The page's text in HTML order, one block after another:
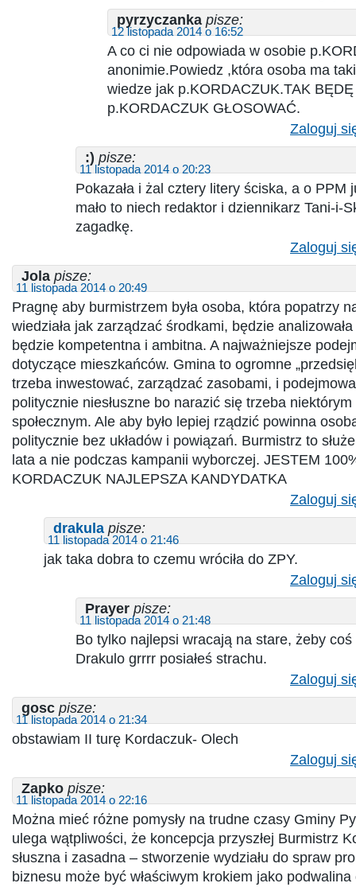
pyrzyczanka pisze:
12 listopada 2014 o 16:52
A co ci nie odpowiada w osobie
anonimie.Powiedz ,która osoba ma
wiedze jak p.KORDACZUK.TAK BĘDĘ
p.KORDACZUK GŁOSOWAĆ.
Zaloguj
:) pisze:
11 listopada 2014 o 20:23
Pokazała i żal cztery litery ściska, a o PPM
mało to niech redaktor i dziennikarz Tani-i-
zagadkę.
Zaloguj
Jola pisze:
11 listopada 2014 o 20:49
Pragnę aby burmistrzem była osoba, która popatrzy
wiedziała jak zarządzać środkami, będzie
będzie kompetentna i ambitna. A najważniejsze
dotyczące mieszkańców. Gmina to ogromne
trzeba inwestować, zarządzać zasobami, i
politycznie niesłuszne bo narazić się trzeba
społecznym. Ale aby było lepiej rządzić powinna
politycznie bez układów i powiązań. Burmistrz to
lata a nie podczas kampanii wyborczej. JESTEM
KORDACZUK NAJLEPSZA KANDYDATKA
Zaloguj
drakula pisze:
11 listopada 2014 o 21:46
jak taka dobra to czemu wróciła do ZPY.
Zaloguj
Prayer pisze:
11 listopada 2014 o 21:48
Bo tylko najlepsi wracają na stare, żeby
Drakulo grrrr posiałeś strachu.
Zaloguj
gosc pisze:
11 listopada 2014 o 21:34
obstawiam II turę Kordaczuk- Olech
Zaloguj
Zapko pisze:
11 listopada 2014 o 22:16
Można mieć różne pomysły na trudne czasy Gminy
ulega wątpliwości, że koncepcja przyszłej Burmistrz
słuszna i zasadna – stworzenie wydziału do spraw
biznesu może być właściwym krokiem jako